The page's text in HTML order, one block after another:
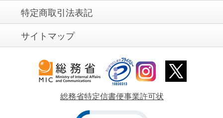
特定商取引法表記
サイトマップ
総務省特定信書便事業許可状